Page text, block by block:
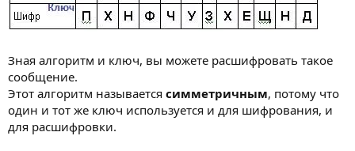
Зная алгоритм и ключ, вы можете расшифровать такое
сообщение.
Этот алгоритм называется симметричным, потому что
один и тот же ключ используется и для шифрования, и
для расшифровки.